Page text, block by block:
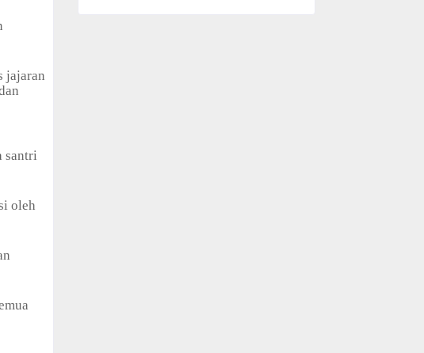
jajaran
santri
oleh